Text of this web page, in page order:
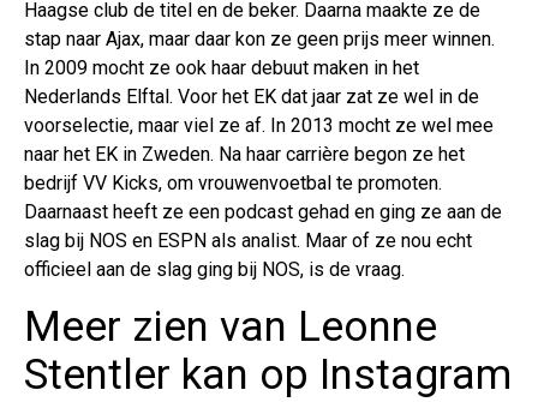
Haagse club de titel en de beker. Daarna maakte ze de
stap naar Ajax, maar daar kon ze geen prijs meer winnen.
In 2009 mocht ze ook haar debuut maken in het
Nederlands Elftal. Voor het EK dat jaar zat ze wel in de
voorselectie, maar viel ze af. In 2013 mocht ze wel mee
naar het EK in Zweden. Na haar carrière begon ze het
bedrijf VV Kicks, om vrouwenvoetbal te promoten.
Daarnaast heeft ze een podcast gehad en ging ze aan de
slag bij NOS en ESPN als analist. Maar of ze nou echt
officieel aan de slag ging bij NOS, is de vraag.
Meer zien van Leonne
Stentler kan op Instagram